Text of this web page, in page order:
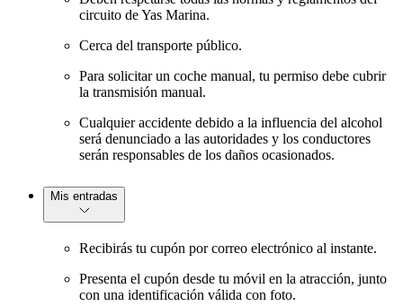
circuito de Yas Marina.
Cerca del transporte público.
Para solicitar un coche manual, tu permiso debe cubrir
la transmisión manual.
Cualquier accidente debido a la influencia del alcohol
será denunciado a las autoridades y los conductores
serán responsables de los daños ocasionados.
Mis entradas
Recibirás tu cupón por correo electrónico al instante.
Presenta el cupón desde tu móvil en la atracción, junto
con una identificación válida con foto.